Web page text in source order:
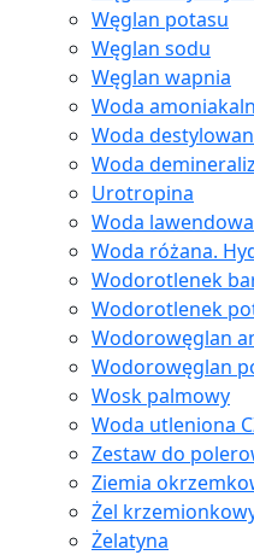
Węglan potasu
Węglan sodu
Węglan wapnia
Woda
Woda
Woda
Urotropina
Woda
Woda różana.
Wodorotlenek
Wodorotlenek
Wodorowęglan
Wodorowęglan
Wosk palmowy
Woda utleniona
Zestaw do
Ziemia
Żel
Żelatyna